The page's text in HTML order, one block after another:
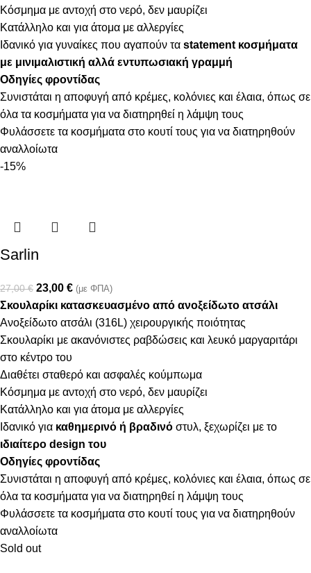
Κόσμημα με αντοχή στο νερό, δεν μαυρίζει
Κατάλληλο και για άτομα με αλλεργίες
Ιδανικό για γυναίκες που αγαπούν τα statement κοσμήματα
με μινιμαλιστική αλλά εντυπωσιακή γραμμή
Οδηγίες φροντίδας
Συνιστάται η αποφυγή από κρέμες, κολόνιες και έλαια, όπως σε
όλα τα κοσμήματα για να διατηρηθεί η λάμψη τους
Φυλάσσετε τα κοσμήματα στο κουτί τους για να διατηρηθούν
αναλλοίωτα
-15%
Sarlin
27,00€ 23,00 € (με ΦΠΑ)
Σκουλαρίκι κατασκευασμένο από ανοξείδωτο ατσάλι
Ανοξείδωτο ατσάλι (316L) χειρουργικής ποιότητας
Σκουλαρίκι με ακανόνιστες ραβδώσεις και λευκό μαργαριτάρι
στο κέντρο του
Διαθέτει σταθερό και ασφαλές κούμπωμα
Κόσμημα με αντοχή στο νερό, δεν μαυρίζει
Κατάλληλο και για άτομα με αλλεργίες
Ιδανικό για καθημερινό ή βραδινό στυλ, ξεχωρίζει με το
ιδιαίτερο design του
Οδηγίες φροντίδας
Συνιστάται η αποφυγή από κρέμες, κολόνιες και έλαια, όπως σε
όλα τα κοσμήματα για να διατηρηθεί η λάμψη τους
Φυλάσσετε τα κοσμήματα στο κουτί τους για να διατηρηθούν
αναλλοίωτα
Sold out